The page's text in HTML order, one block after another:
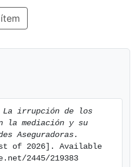
La irrupción de los
la mediación y su
Aseguradoras.
of 2026]. Available
2445/219383